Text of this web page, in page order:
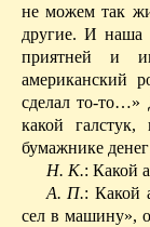
не можем так
другие. И наша
приятней и
американский
сделал то-то…»
какой
бумажнике
Н. К.: Какой
А. П.: Какой
сел в машину»,